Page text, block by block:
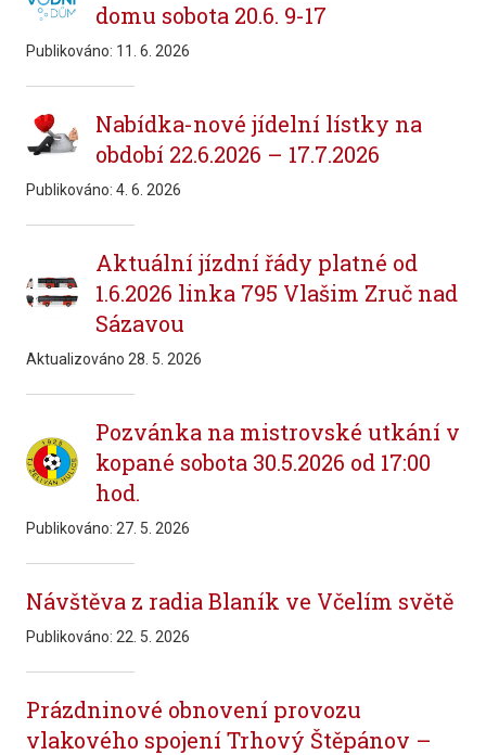
domu sobota 20.6. 9-17
Publikováno: 11. 6. 2026
Nabídka-nové jídelní lístky na
období 22.6.2026 – 17.7.2026
Publikováno: 4. 6. 2026
Aktuální jízdní řády platné od
1.6.2026 linka 795 Vlašim Zruč nad
Sázavou
Aktualizováno 28. 5. 2026
Pozvánka na mistrovské utkání v
kopané sobota 30.5.2026 od 17:00
hod.
Publikováno: 27. 5. 2026
Návštěva z radia Blaník ve Včelím světě
Publikováno: 22. 5. 2026
Prázdninové obnovení provozu
vlakového spojení Trhový Štěpánov –